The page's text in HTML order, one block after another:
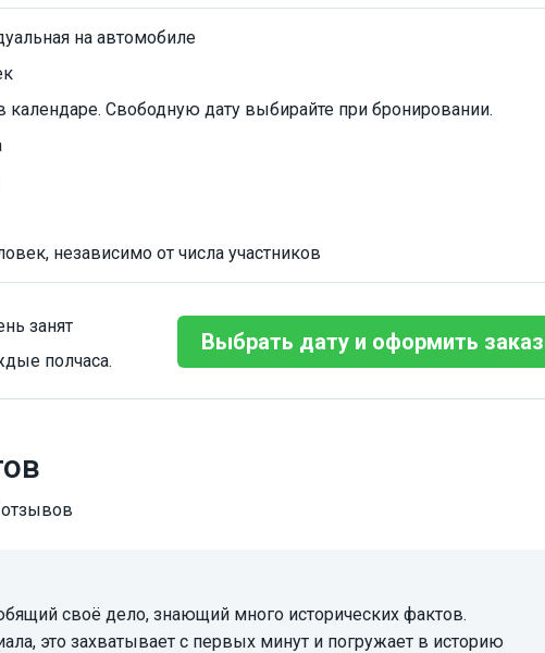
на автомобиле
календаре. Свободную дату выбирайте при бронировании.
независимо от числа участников
занят
полчаса.
Выбрать дату и оформить заказ
это захватывает с первых минут и погружает в историю